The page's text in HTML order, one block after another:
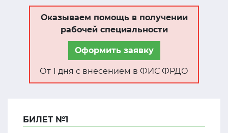
Оказываем помощь в получении
рабочей специальности
Оформить заявку
От 1 дня с внесением в ФИС ФРДО
БИЛЕТ №1